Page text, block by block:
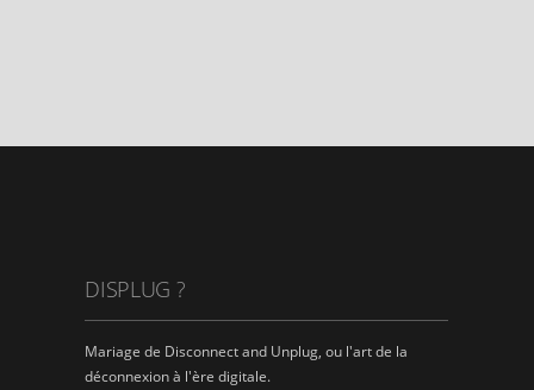
DISPLUG ?
Mariage de Disconnect and Unplug, ou l'art de la
déconnexion à l'ère digitale.